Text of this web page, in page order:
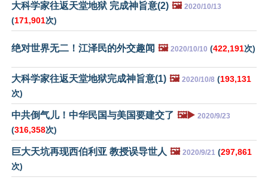
大科学家往返天堂地狱 完成神旨意(2) 🖼️ 2020/10/13
(171,901次)
绝对世界无二！江泽民的外交趣闻 🖼️ 2020/10/10 (422,191次)
大科学家往返天堂地狱完成神旨意(1) 🖼️ 2020/10/8 (193,131
次)
中共倒气儿！中华民国与美国要建交了 🖼️▶️ 2020/9/23
(316,358次)
巨大天坑再现西伯利亚 教授误导世人 🖼️ 2020/9/21 (297,861
次)